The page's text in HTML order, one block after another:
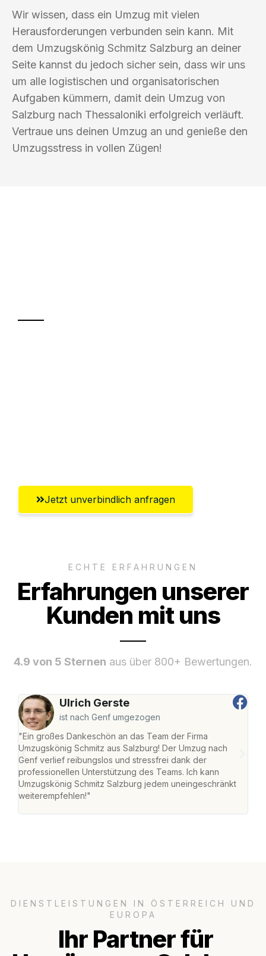
Wir wissen, dass ein Umzug mit vielen
Herausforderungen verbunden sein kann. Mit
dem Umzugskönig Schmitz Salzburg an deiner
Seite kannst du jedoch sicher sein, dass wir uns
um alle logistischen und organisatorischen
Aufgaben kümmern, damit dein Umzug von
Salzburg nach Thessaloniki erfolgreich verläuft.
Vertraue uns deinen Umzug an und genieße den
Umzugsstress in vollen Zügen!
Jetzt unverbindlich anfragen
ECHTE ERFAHRUNGEN
Erfahrungen unserer
Kunden mit uns
4.9 von 5 Sternen aus über 800+ Bewertungen.
Ulrich Gerste
ist nach Genf umgezogen
"Ein großes Dankeschön an das Team der Firma
Umzugskönig Schmitz aus Salzburg! Der Umzug nach
Genf verlief reibungslos und stressfrei dank der
professionellen Unterstützung des Teams. Ich kann
Umzugskönig Schmitz Salzburg jedem uneingeschränkt
weiterempfehlen!"
DIENSTLEISTUNGEN IN ÖSTERREICH UND
EUROPA
Ihr Partner für